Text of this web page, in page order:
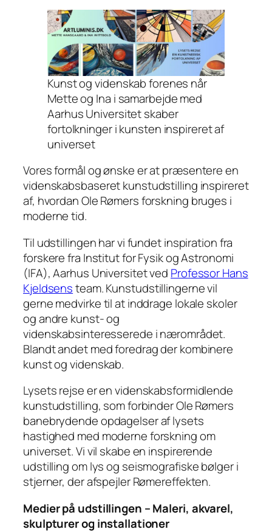
Kunst og videnskab forenes når
Mette og Ina i samarbejde med
Aarhus Universitet skaber
fortolkninger i kunsten inspireret af
universet
Vores formål og ønske er at præsentere en
videnskabsbaseret kunstudstilling inspireret
af, hvordan Ole Rømers forskning bruges i
moderne tid.
Til udstillingen har vi fundet inspiration fra
forskere fra Institut for Fysik og Astronomi
(IFA), Aarhus Universitet ved Professor Hans
Kjeldsensteam. Kunstudstillingerne vil
gerne medvirke til at inddrage lokale skoler
og andre kunst- og
videnskabsinteresserede i nærområdet.
Blandt andet med foredrag der kombinere
kunst og videnskab.
Lysets rejse er en videnskabsformidlende
kunstudstilling, som forbinder Ole Rømers
banebrydende opdagelser af lysets
hastighed med moderne forskning om
universet. Vi vil skabe en inspirerende
udstilling om lys og seismografiske bølger i
stjerner, der afspejler Rømereffekten.
Medier på udstillingen – Maleri, akvarel,
skulpturer og installationer